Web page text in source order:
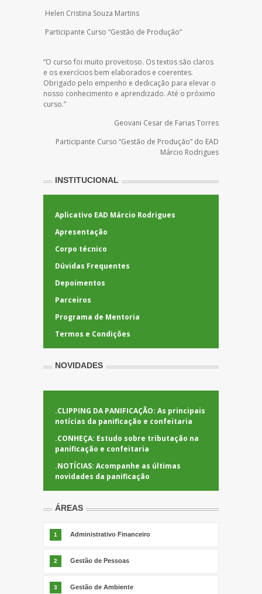
Helen Cristina Souza Martins
Participante Curso “Gestão de Produção”
“O curso foi muito proveitoso. Os textos são claros
e os exercícios bem elaborados e coerentes.
Obrigado pelo empenho e dedicação para elevar o
nosso conhecimento e aprendizado. Até o próximo
curso.”
Geovani Cesar de Farias Torres
Participante Curso “Gestão de Produção” do EAD
Márcio Rodrigues
INSTITUCIONAL
Aplicativo EAD Márcio Rodrigues
Apresentação
Corpo técnico
Dúvidas Frequentes
Depoimentos
Parceiros
Programa de Mentoria
Termos e Condições
NOVIDADES
.CLIPPING DA PANIFICAÇÃO: As principais
notícias da panificação e confeitaria
.CONHEÇA: Estudo sobre tributação na
panificação e confeitaria
.NOTÍCIAS: Acompanhe as últimas
novidades da panificação
ÁREAS
1 Administrativo Financeiro
2 Gestão de Pessoas
3 Gestão de Ambiente